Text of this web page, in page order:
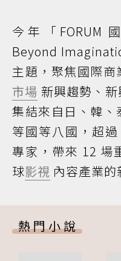
今年「FORUM
Beyond
主題，聚焦國際
市場 新興趨勢、
集結來自日、韓、
等國等八國，超
專家，帶來 12 場
球影視 內容產業的
熱門小說